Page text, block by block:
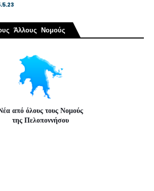
Άλλους Νομούς
από όλους τους Νομούς
της Πελοποννήσου